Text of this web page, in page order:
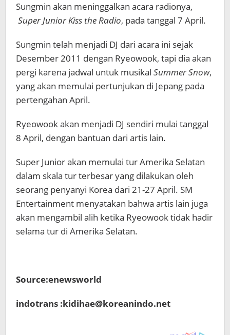
Sungmin akan meninggalkan acara radionya,
Super Junior Kiss the Radio, pada tanggal 7 April.
Sungmin telah menjadi DJ dari acara ini sejak
Desember 2011 dengan Ryeowook, tapi dia akan
pergi karena jadwal untuk musikal Summer Snow,
yang akan memulai pertunjukan di Jepang pada
pertengahan April.
Ryeowook akan menjadi DJ sendiri mulai tanggal
8 April, dengan bantuan dari artis lain.
Super Junior akan memulai tur Amerika Selatan
dalam skala tur terbesar yang dilakukan oleh
seorang penyanyi Korea dari 21-27 April. SM
Entertainment menyatakan bahwa artis lain juga
akan mengambil alih ketika Ryeowook tidak hadir
selama tur di Amerika Selatan.
Source:enewsworld
indotrans :kidihae@koreanindo.net